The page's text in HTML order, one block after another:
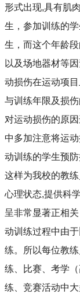
形式出现,具有肌
生，参加训练的
生，而这个年龄
以及场地器材等
动损伤在运动项
与训练年限及损
对运动损伤的原
中多加注意将运
动训练的学生预
这样为我校的教
心理状态,提供科
呈非常显著正相
动训练过程中由
练。所以每位教
练、比赛、考学
练、竞赛活动中